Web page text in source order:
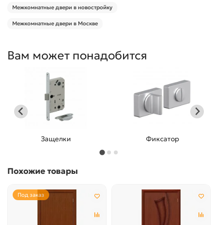
Межкомнатные двери в новостройку
Межкомнатные двери в Москве
Вам может понадобится
Защелки Фиксатор
Похожие товары
Под заказ